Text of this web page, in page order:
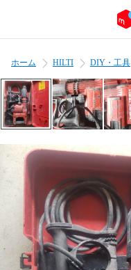
ホーム HILTI DIY・工具